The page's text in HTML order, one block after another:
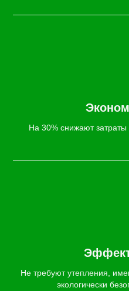
На 30% снижают
Не требуют утепления,
экологически